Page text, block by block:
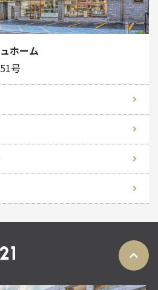
ホーム
号